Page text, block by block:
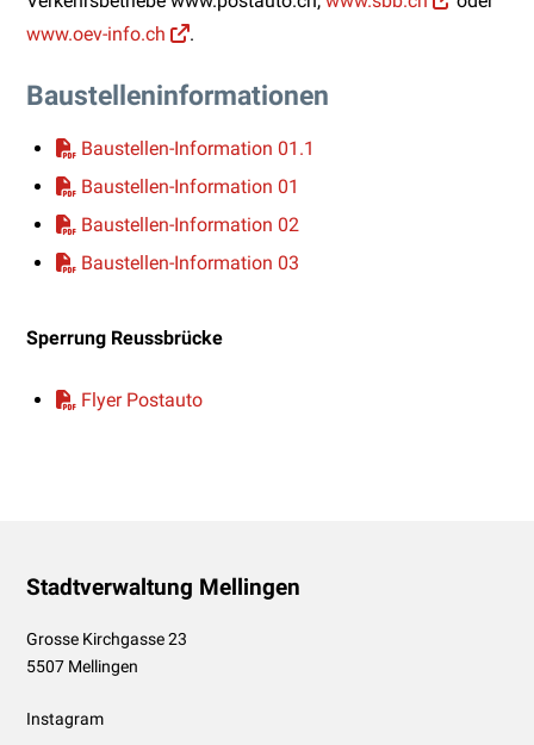
www.oev-info.ch
.
Baustelleninformationen
Baustellen-Information 01.1
Baustellen-Information 01
Baustellen-Information 02
Baustellen-Information 03
Sperrung Reussbrücke
Flyer Postauto
Footer
Stadtverwaltung Mellingen
Grosse Kirchgasse 23
5507 Mellingen
Instagram